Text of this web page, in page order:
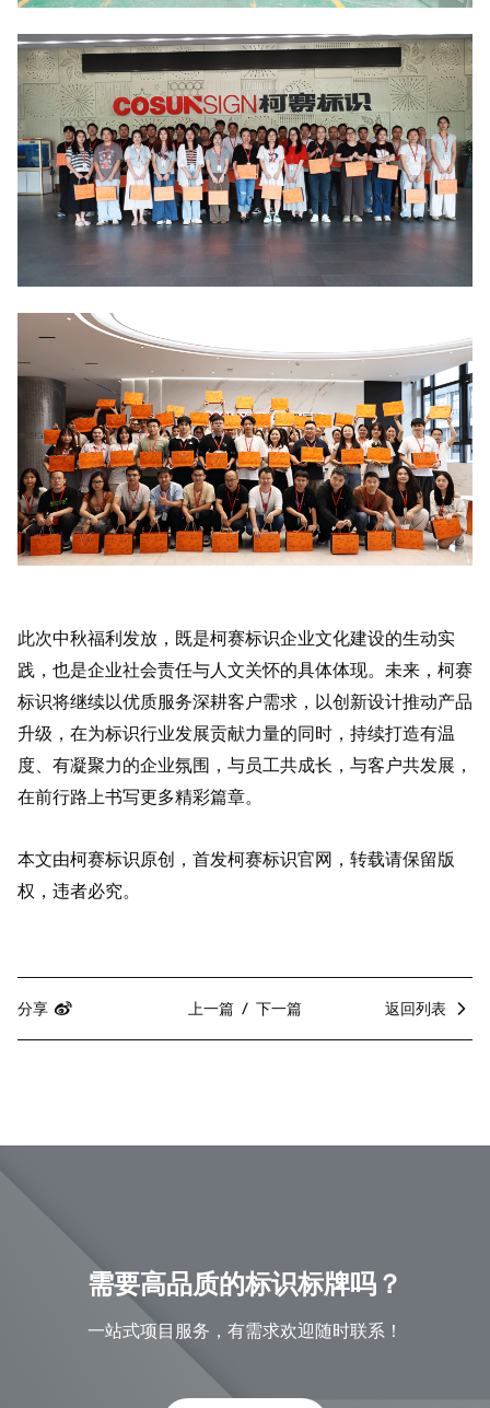
此次中秋福利发放，既是柯赛标识企业文化建设的生动实
践，也是企业社会责任与人文关怀的具体体现。未来，柯赛
标识将继续以优质服务深耕客户需求，以创新设计推动产品
升级，在为标识行业发展贡献力量的同时，持续打造有温
度、有凝聚力的企业氛围，与员工共成长，与客户共发展，
在前行路上书写更多精彩篇章。
本文由柯赛标识原创，首发柯赛标识官网，转载请保留版
权，违者必究。
分享 上一篇 下一篇 返回列表
需要高品质的标识标牌吗？
一站式项目服务，有需求欢迎随时联系！